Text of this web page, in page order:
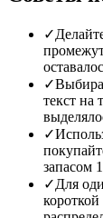
✓
✓
текст на
✓
запасом
✓Для